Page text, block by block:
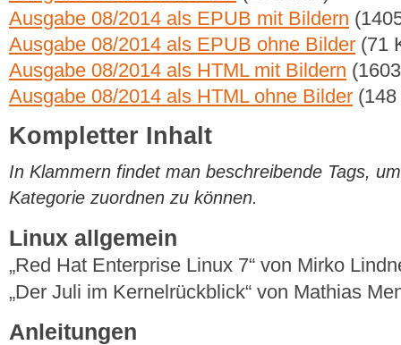
Ausgabe 08/2014 als EPUB mit Bildern
Ausgabe 08/2014 als EPUB ohne Bilder (71
Ausgabe 08/2014 als HTML mit Bildern
Ausgabe 08/2014 als HTML ohne Bilder
Kompletter Inhalt
In Klammern findet man beschreibende Tags,
Kategorie zuordnen zu können.
Linux allgemein
„Red Hat Enterprise Linux 7“ von Mirko
„Der Juli im Kernelrückblick“ von Mathias
Anleitungen